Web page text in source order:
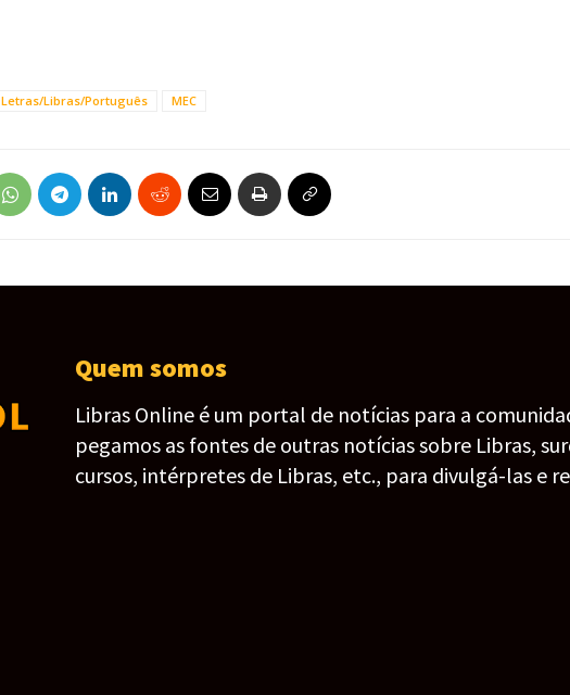
Letras/Libras/Português MEC
Quem somos
Libras Online é um portal de notícias para a
pegamos as fontes de outras notícias sobre Libras,
cursos, intérpretes de Libras, etc., para divulgá-las e